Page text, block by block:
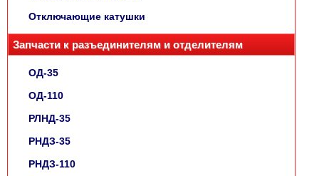
Отключающие катушки
Запчасти к разъединителям и отделителям
ОД-35
ОД-110
РЛНД-35
РНДЗ-35
РНДЗ-110